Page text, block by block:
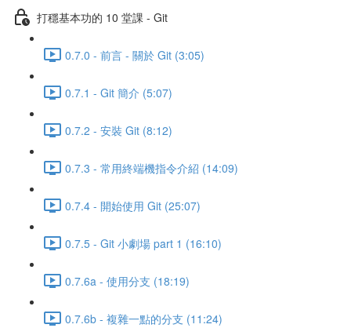
打穩基本功的 10 堂課 - Git
0.7.0 - 前言 - 關於 Git (3:05)
0.7.1 - Git 簡介 (5:07)
0.7.2 - 安裝 Git (8:12)
0.7.3 - 常用終端機指令介紹 (14:09)
0.7.4 - 開始使用 Git (25:07)
0.7.5 - Git 小劇場 part 1 (16:10)
0.7.6a - 使用分支 (18:19)
0.7.6b - 複雜一點的分支 (11:24)